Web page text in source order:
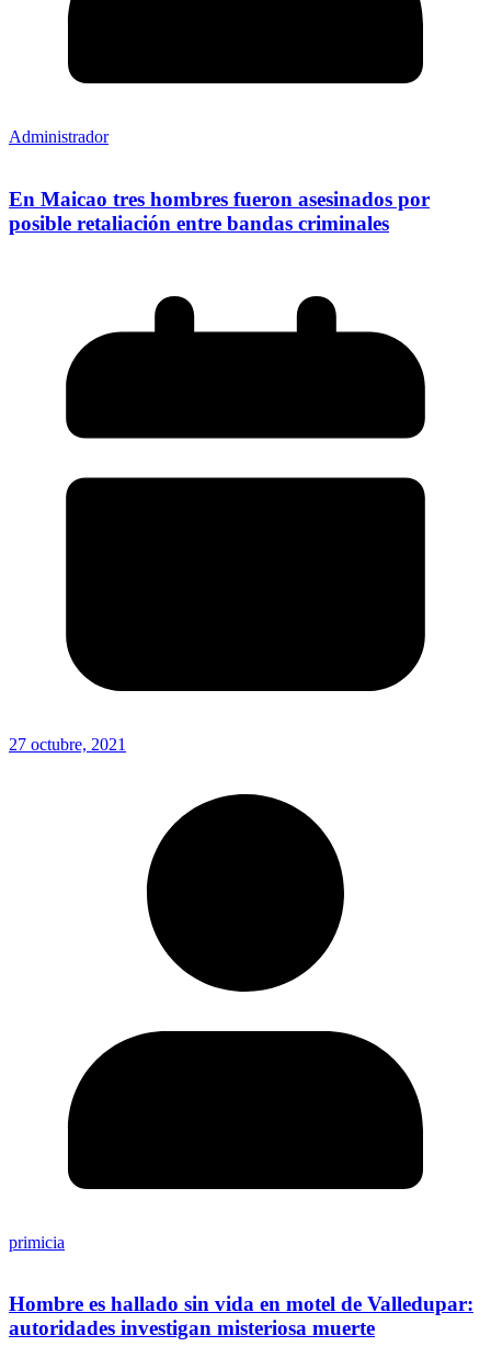
Administrador
En Maicao tres hombres fueron asesinados por
posible retaliación entre bandas criminales
27 octubre, 2021
primicia
Hombre es hallado sin vida en motel de Valledupar:
autoridades investigan misteriosa muerte